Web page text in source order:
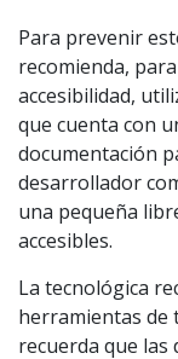
Para prevenir
recomienda,
accesibilidad,
que cuenta con
documentación
desarrollador
una pequeña
accesibles.
La tecnológica
herramientas de
recuerda que